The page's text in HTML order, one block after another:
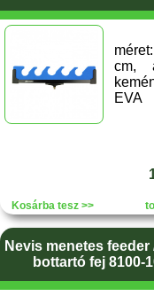
cm,
EVA
Kosárba tesz >>
Nevis menetes feeder
bottartó fej 8100-